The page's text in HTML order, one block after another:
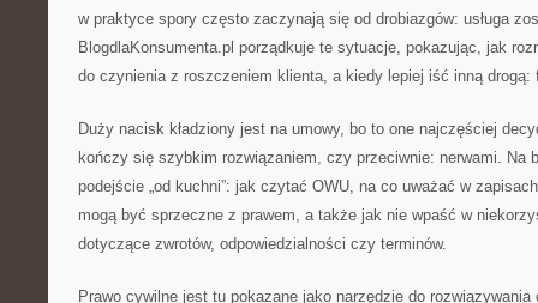
w praktyce spory często zaczynają się od drobiazgów: usługa
BlogdlaKonsumenta.pl porządkuje te sytuacje, pokazując, jak
do czynienia z roszczeniem klienta, a kiedy lepiej iść inną drogą:
Duży nacisk kładziony jest na umowy, bo to one najczęściej
kończy się szybkim rozwiązaniem, czy przeciwnie: nerwami. Na
podejście „od kuchni”: jak czytać OWU, na co uważać w
mogą być sprzeczne z prawem, a także jak nie wpaść w
dotyczące zwrotów, odpowiedzialności czy terminów.
Prawo cywilne jest tu pokazane jako narzędzie do